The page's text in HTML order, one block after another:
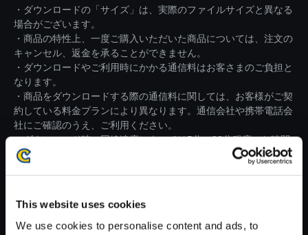
This website uses cookies
We use cookies to personalise content and ads, to
・ダウンロードの「サイズ」は、実際のファイルサイズと異なる
場合がございます。
・商品の特性上、一度ご購入いただいた商品については、注文の
キャンセル、返金を承ることができません。
・ダウンロードやご利用時にかかる通信料はお客さまのご負担と
なります。
・商品をダウンロードする際の通信料に関しては、お客様がご契
約している料金プランにより異なります。通信会社や携帯電話会
社にご確認のうえ、ご利用ください。
・ダウンロード時、回線速度によっては5分～83分程度のお時間
がかかる場合がございます。
※ご購入いただいたファイルのダウンロードの際には、通信環境